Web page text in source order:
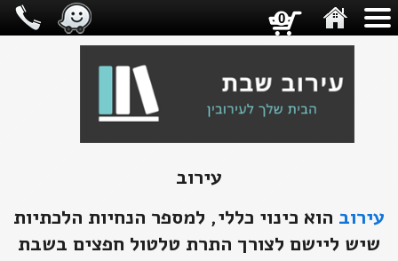
עירוב
עירוב הוא כינוי כללי, למספר הנחיות הלכתיות
שיש ליישם לצורך התרת טלטול חפצים בשבת
0